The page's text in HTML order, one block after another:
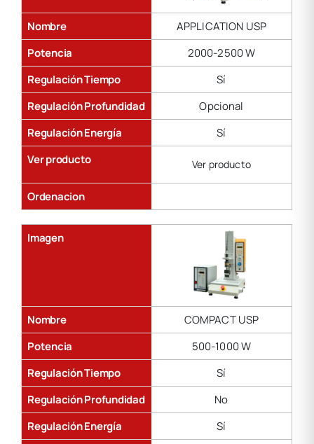
Nombre
APPLICATION USP
Potencia
2000-2500 W
Regulación Tiempo
Sí
Regulación Profundidad
Opcional
Regulación Energía
Sí
Ver producto
Ver producto
Ordenacion
Imagen
Nombre
COMPACT USP
Potencia
500-1000 W
Regulación Tiempo
Sí
Regulación Profundidad
No
Regulación Energía
Sí